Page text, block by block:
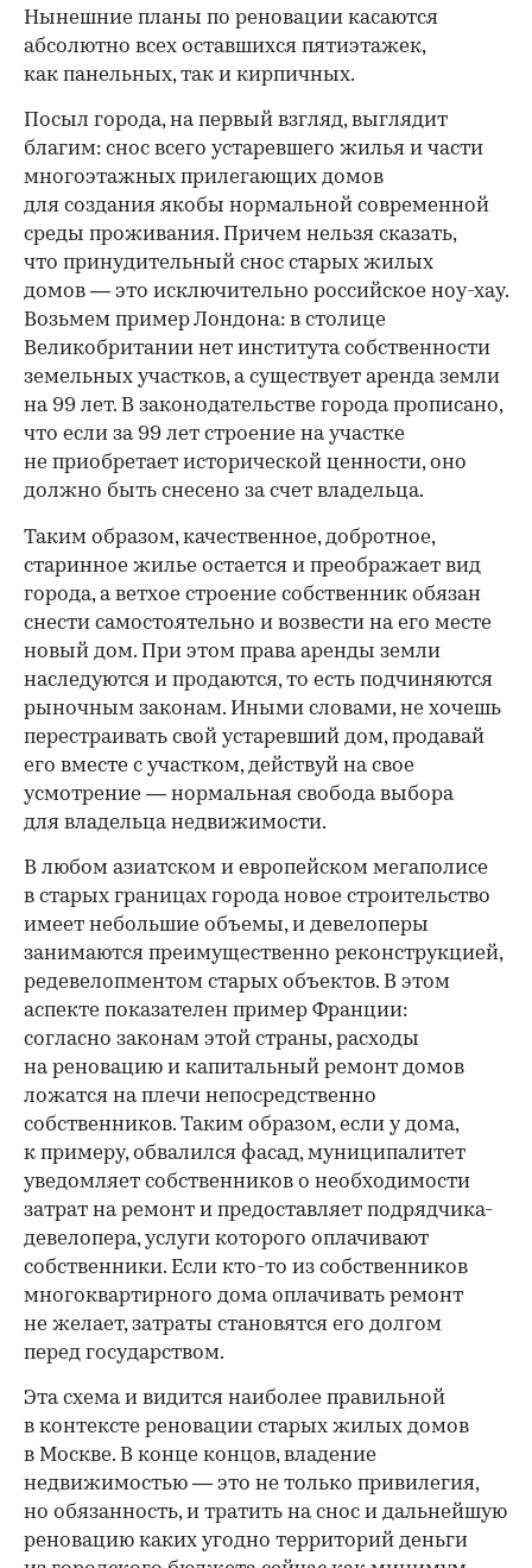
Нынешние планы по реновации касаются
абсолютно всех оставшихся пятиэтажек,
как панельных, так и кирпичных.
Посыл города, на первый взгляд, выглядит
благим: снос всего устаревшего жилья и части
многоэтажных прилегающих домов
для создания якобы нормальной современной
среды проживания. Причем нельзя сказать,
что принудительный снос старых жилых
домов — это исключительно российское ноу-хау.
Возьмем пример Лондона: в столице
Великобритании нет института собственности
земельных участков, а существует аренда земли
на 99 лет. В законодательстве города прописано,
что если за 99 лет строение на участке
не приобретает исторической ценности, оно
должно быть снесено за счет владельца.
Таким образом, качественное, добротное,
старинное жилье остается и преображает вид
города, а ветхое строение собственник обязан
снести самостоятельно и возвести на его месте
новый дом. При этом права аренды земли
наследуются и продаются, то есть подчиняются
рыночным законам. Иными словами, не хочешь
перестраивать свой устаревший дом, продавай
его вместе с участком, действуй на свое
усмотрение — нормальная свобода выбора
для владельца недвижимости.
В любом азиатском и европейском мегаполисе
в старых границах города новое строительство
имеет небольшие объемы, и девелоперы
занимаются преимущественно реконструкцией,
редевелопментом старых объектов. В этом
аспекте показателен пример Франции:
согласно законам этой страны, расходы
на реновацию и капитальный ремонт домов
ложатся на плечи непосредственно
собственников. Таким образом, если у дома,
к примеру, обвалился фасад, муниципалитет
уведомляет собственников о необходимости
затрат на ремонт и предоставляет подрядчика-
девелопера, услуги которого оплачивают
собственники. Если кто-то из собственников
многоквартирного дома оплачивать ремонт
не желает, затраты становятся его долгом
перед государством.
Эта схема и видится наиболее правильной
в контексте реновации старых жилых домов
в Москве. В конце концов, владение
недвижимостью — это не только привилегия,
но обязанность, и тратить на снос и дальнейшую
реновацию каких угодно территорий деньги